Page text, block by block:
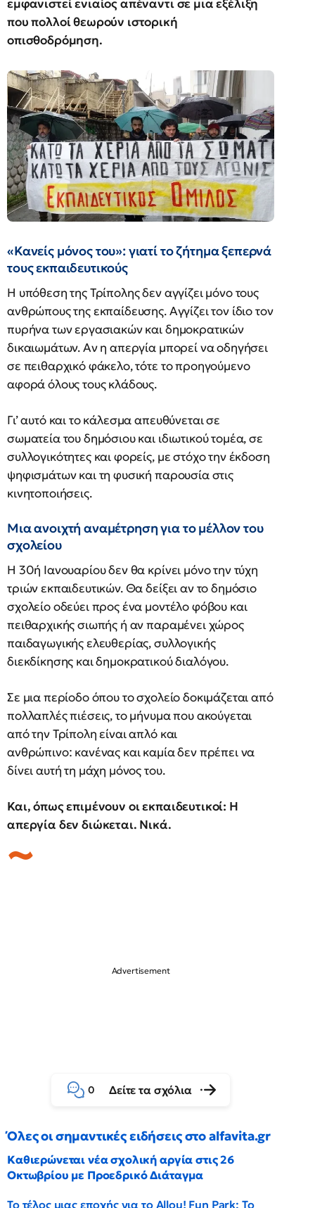
εμφανιστεί ενιαίος απέναντι σε μια εξέλιξη
που πολλοί θεωρούν ιστορική
οπισθοδρόμηση.
«Κανείς μόνος του»: γιατί το ζήτημα ξεπερνά
τους εκπαιδευτικούς
Η υπόθεση της Τρίπολης δεν αγγίζει μόνο τους
ανθρώπους της εκπαίδευσης. Αγγίζει τον ίδιο τον
πυρήνα των εργασιακών και δημοκρατικών
δικαιωμάτων. Αν η απεργία μπορεί να οδηγήσει
σε πειθαρχικό φάκελο, τότε το προηγούμενο
αφορά όλους τους κλάδους.
Γι’ αυτό και το κάλεσμα απευθύνεται σε
σωματεία του δημόσιου και ιδιωτικού τομέα, σε
συλλογικότητες και φορείς, με στόχο την έκδοση
ψηφισμάτων και τη φυσική παρουσία στις
κινητοποιήσεις.
Μια ανοιχτή αναμέτρηση για το μέλλον του
σχολείου
Η 30ή Ιανουαρίου δεν θα κρίνει μόνο την τύχη
τριών εκπαιδευτικών. Θα δείξει αν το δημόσιο
σχολείο οδεύει προς ένα μοντέλο φόβου και
πειθαρχικής σιωπής ή αν παραμένει χώρος
παιδαγωγικής ελευθερίας, συλλογικής
διεκδίκησης και δημοκρατικού διαλόγου.
Σε μια περίοδο όπου το σχολείο δοκιμάζεται από
πολλαπλές πιέσεις, το μήνυμα που ακούγεται
από την Τρίπολη είναι απλό και
ανθρώπινο: κανένας και καμία δεν πρέπει να
δίνει αυτή τη μάχη μόνος του.
Και, όπως επιμένουν οι εκπαιδευτικοί: Η
απεργία δεν διώκεται. Νικά.
0 Δείτε τα σχόλια
Όλες οι σημαντικές ειδήσεις στο alfavita.gr
Καθιερώνεται νέα σχολική αργία στις 26
Οκτωβρίου με Προεδρικό Διάταγμα
Το τέλος μιας εποχής για το Allou! Fun Park: Το